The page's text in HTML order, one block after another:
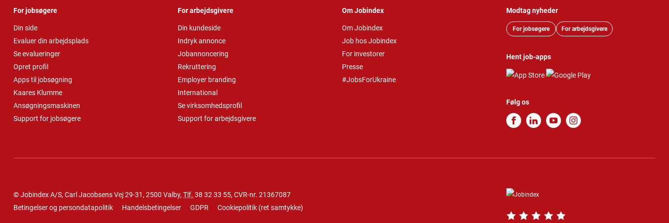
For jobsøgere
Din side
Evaluer din arbejdsplads
Se evalueringer
Opret profil
Apps til jobsøgning
Kaares Klumme
Ansøgningsmaskinen
Support for jobsøgere
For arbejdsgivere
Din kundeside
Indryk annonce
Jobannoncering
Rekruttering
Employer branding
International
Se virksomhedsprofil
Support for arbejdsgivere
Om Jobindex
Om Jobindex
Job hos Jobindex
For investorer
Presse
#JobsForUkraine
Modtag nyheder
For jobsøgere For arbejdsgivere
Hent job-apps
Følg os
© Jobindex A/S, Carl Jacobsens Vej 29-31, 2500 Valby, Tlf. 38 32 33 55, CVR-nr. 21367087
Betingelser og persondatapolitik
Handelsbetingelser GDPR Cookiepolitik (ret samtykke)